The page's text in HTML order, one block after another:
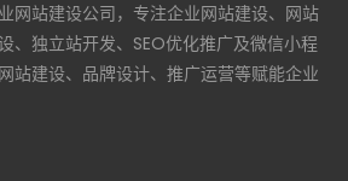
网站建设公司，专注企业网站建设、网站
、独立站开发、SEO优化推广及微信小程
站建设、品牌设计、推广运营等赋能企业